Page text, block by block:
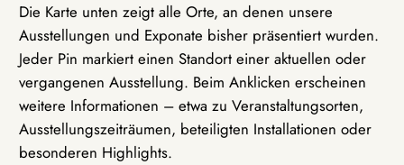
Die Karte unten zeigt alle Orte, an denen unsere
Ausstellungen und Exponate bisher präsentiert wurden.
Jeder Pin markiert einen Standort einer aktuellen oder
vergangenen Ausstellung. Beim Anklicken erscheinen
weitere Informationen – etwa zu Veranstaltungsorten,
Ausstellungszeiträumen, beteiligten Installationen oder
besonderen Highlights.